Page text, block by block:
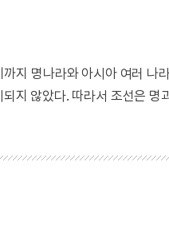
지 명나라와 아시아 여러 나
되지 않았다. 따라서 조선은 명